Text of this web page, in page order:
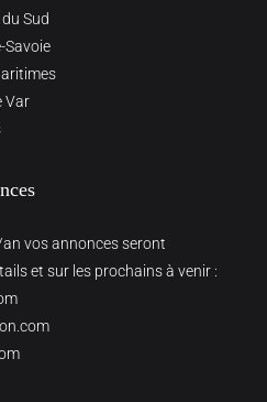
Sud
Savoie
Var
vos annonces seront
et sur les prochains à venir :